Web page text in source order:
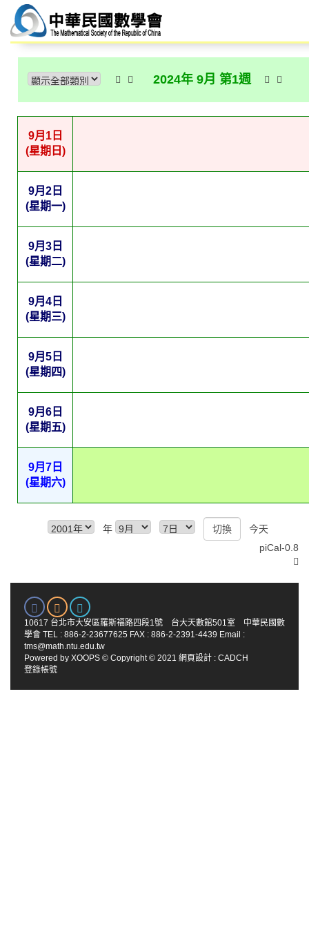
2024年 9月 第1週
9月1日
(星期日)
9月2日
(星期一)
9月3日
(星期二)
9月4日
(星期三)
9月5日
(星期四)
9月6日
(星期五)
9月7日
(星期六)
年
今天
piCal-0.8
10617 台北市大安區羅斯福路四段1號 台大天數館501室 中華民國數
學會 TEL : 886-2-23677625 FAX : 886-2-2391-4439 Email :
tms@math.ntu.edu.tw
Powered by XOOPS © Copyright © 2021 網頁設計 : CADCH
登錄帳號